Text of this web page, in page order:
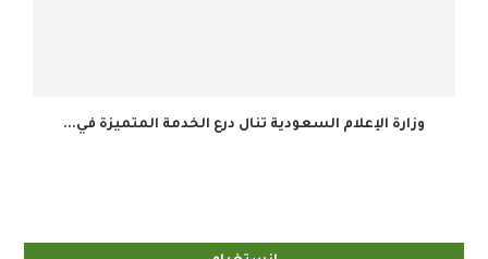
وزارة الإعلام السعودية تنال درع الخدمة المتميزة في...